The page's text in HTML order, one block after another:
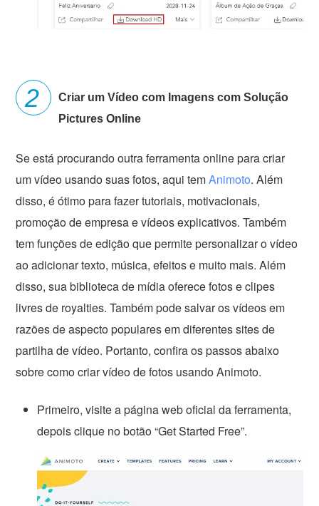
Criar um Vídeo com Imagens com Solução
Pictures Online
Se está procurando outra ferramenta online para criar
um vídeo usando suas fotos, aqui temAnimoto. Além
disso, é ótimo para fazer tutoriais, motivacionais,
promoção de empresa e vídeos explicativos. Também
tem funções de edição que permite personalizar o vídeo
ao adicionar texto, música, efeitos e muito mais. Além
disso, sua biblioteca de mídia oferece fotos e clipes
livres de royalties. Também pode salvar os vídeos em
razões de aspecto populares em diferentes sites de
partilha de vídeo. Portanto, confira os passos abaixo
sobre como criar vídeo de fotos usando Animoto.
Primeiro, visite a página web oficial da ferramenta,
depois clique no botão “Get Started Free”.